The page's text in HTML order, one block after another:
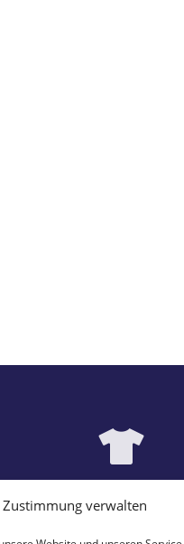
Zustimmung verwalten
EINZIGARTIGE